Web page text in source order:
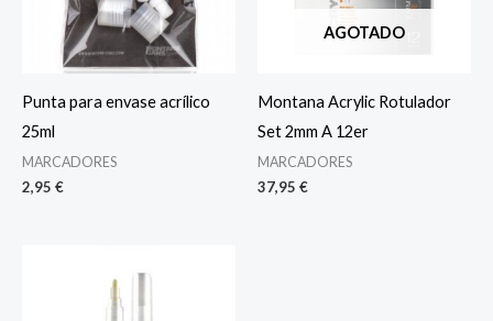
Punta para envase acrílico
25ml
MARCADORES
2,95 €
AGOTADO
Montana Acrylic Rotulador
Set 2mm A 12er
MARCADORES
37,95 €